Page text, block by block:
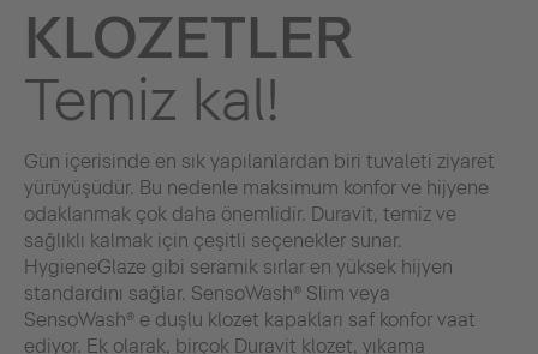
KLOZETLER
Temiz kal!
Gün içerisinde en sık yapılanlardan biri tuvaleti ziyaret
yürüyüşüdür. Bu nedenle maksimum konfor ve hijyene
odaklanmak çok daha önemlidir. Duravit, temiz ve
sağlıklı kalmak için çeşitli seçenekler sunar.
HygieneGlaze gibi seramik sırlar en yüksek hijyen
standardını sağlar. SensoWash® Slim veya
SensoWash® e duşlu klozet kapakları saf konfor vaat
ediyor. Ek olarak, birçok Duravit klozet, yıkama